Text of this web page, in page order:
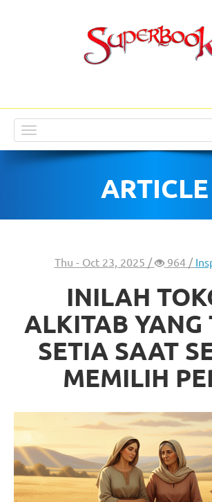
navigation
ARTICLE
Thu - Oct 23, 2025 / 964 /
INILAH
ALKITAB YANG
SETIA SAAT
MEMILIH